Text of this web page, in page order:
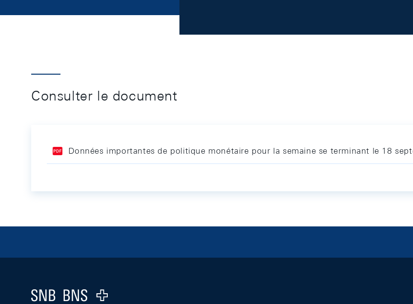
Consulter le document
Données importantes de politique monétaire pour la semaine se terminant le 18
Logo